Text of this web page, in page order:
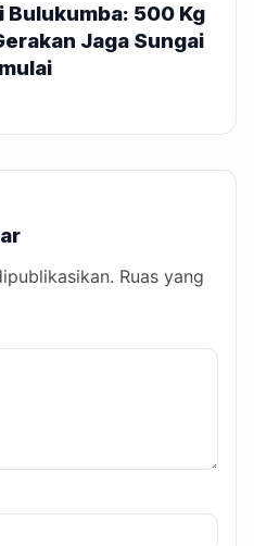
Bulukumba: 500 Kg
Jaga Sungai
Ruas yang